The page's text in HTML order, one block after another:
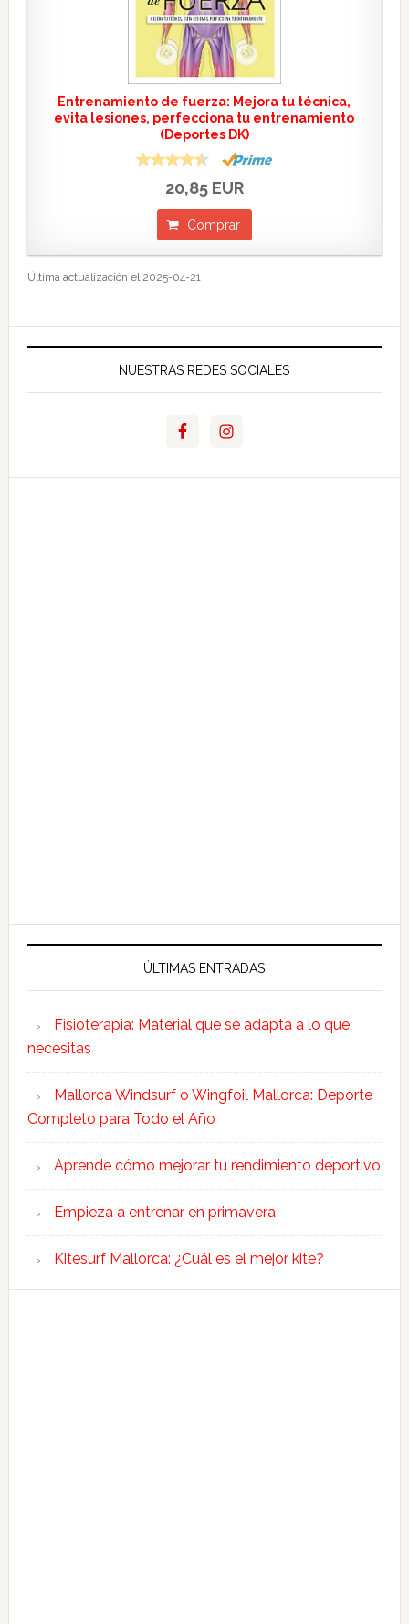
Entrenamiento de fuerza: Mejora tu técnica,
evita lesiones, perfecciona tu entrenamiento
(Deportes DK)
20,85 EUR
Comprar
Última actualización el 2025-04-21
NUESTRAS REDES SOCIALES
ÚLTIMAS ENTRADAS
Fisioterapia: Material que se adapta a lo que
necesitas
Mallorca Windsurf o Wingfoil Mallorca: Deporte
Completo para Todo el Año
Aprende cómo mejorar tu rendimiento deportivo
Empieza a entrenar en primavera
Kitesurf Mallorca: ¿Cuál es el mejor kite?